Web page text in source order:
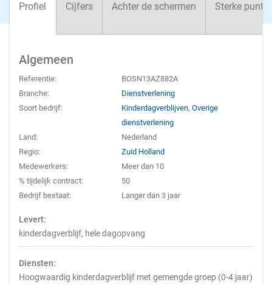
Profiel Cijfers Achter de schermen Sterke
Algemeen
Referentie:
BOSN13AZ882A
Branche:
Dienstverlening
Soort bedrijf:
Kinderdagverblijven,Overige
dienstverlening
Land:
Nederland
Regio:
Zuid Holland
Medewerkers:
Meer dan 10
% tijdelijk contract:
50
Bedrijf bestaat:
Langer dan 3 jaar
Levert:
kinderdagverblijf, hele dagopvang
Diensten:
Hoogwaardig kinderdagverblijf met gemengde groep (0-4 jaar)